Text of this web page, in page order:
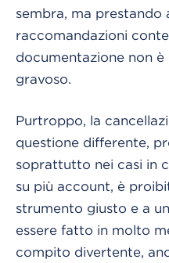
sembra, ma prestando
raccomandazioni
documentazione non
gravoso.
Purtroppo, la
questione differente,
soprattutto nei casi in
su più account, è
strumento giusto e a
essere fatto in molto
compito divertente,